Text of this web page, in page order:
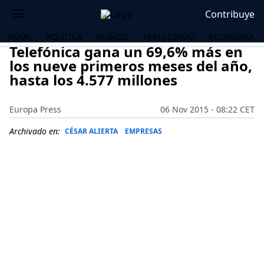
Contribuye
HOME POLÍTICA MUNDO PERIODISMO ECONOMÍA
Telefónica gana un 69,6% más en
los nueve primeros meses del año,
hasta los 4.577 millones
Europa Press
06 Nov 2015 - 08:22 CET
Archivado en: CÉSAR ALIERTA EMPRESAS